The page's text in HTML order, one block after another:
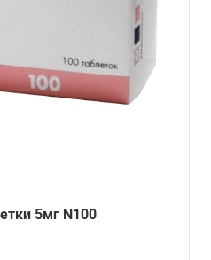
5мг N100